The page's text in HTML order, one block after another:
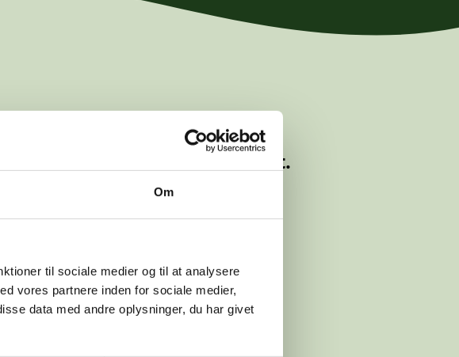
Om
til sociale medier og til at analysere
vores partnere inden for sociale medier,
data med andre oplysninger, du har givet
kan være flyttet eller slettet.
på info@vahlogwetche.dk